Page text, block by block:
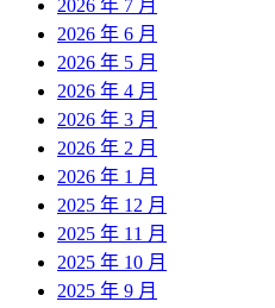
2026 年 7 月
2026 年 6 月
2026 年 5 月
2026 年 4 月
2026 年 3 月
2026 年 2 月
2026 年 1 月
2025 年 12 月
2025 年 11 月
2025 年 10 月
2025 年 9 月